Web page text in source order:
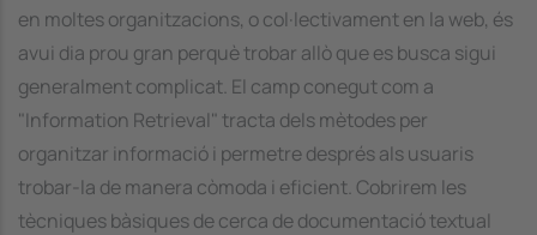
en moltes organitzacions, o col·lectivament en la web, és
avui dia prou gran perquè trobar allò que es busca sigui
generalment complicat. El camp conegut com a
"Information Retrieval" tracta dels mètodes per
organitzar informació i permetre després als usuaris
trobar-la de manera còmoda i eficient. Cobrirem les
tècniques bàsiques de cerca de documentació textual